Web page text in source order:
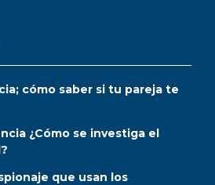
cómo saber si tu pareja te
¿Cómo se investiga el
que usan los